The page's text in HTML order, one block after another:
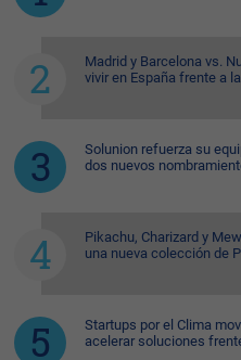
Madrid y Barcelona vs.
vivir en España frente a
Solunion refuerza su
dos nuevos
Pikachu, Charizard y
una nueva colección de
Startups por el Clima
acelerar soluciones